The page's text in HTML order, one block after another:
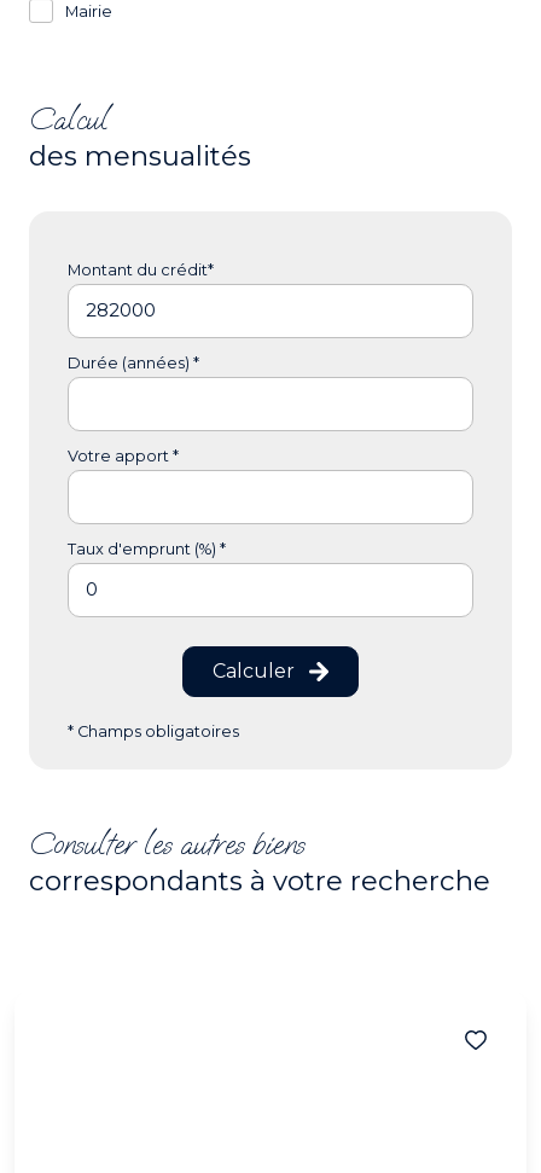
Mairie
Calcul
des mensualités
Montant du crédit*
Durée (années) *
Votre apport *
Taux d'emprunt (%) *
Calculer
* Champs obligatoires
Consulter les autres biens
correspondants à votre recherche